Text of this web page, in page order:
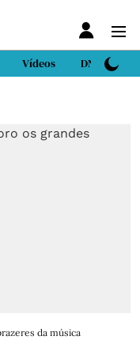
Vídeos DN Sport
da música